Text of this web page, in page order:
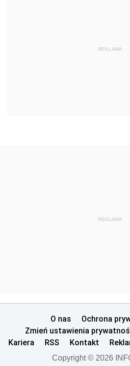
REKLAMA
REKLAMA
O nas
Ochrona
Zmień ustawienia
Kariera
RSS Kontakt
Copyright © 2026